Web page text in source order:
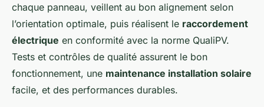
chaque panneau, veillent au bon alignement selon
l’orientation optimale, puis réalisent le raccordement
électrique en conformité avec la norme QualiPV.
Tests et contrôles de qualité assurent le bon
fonctionnement, une maintenance installation solaire
facile, et des performances durables.